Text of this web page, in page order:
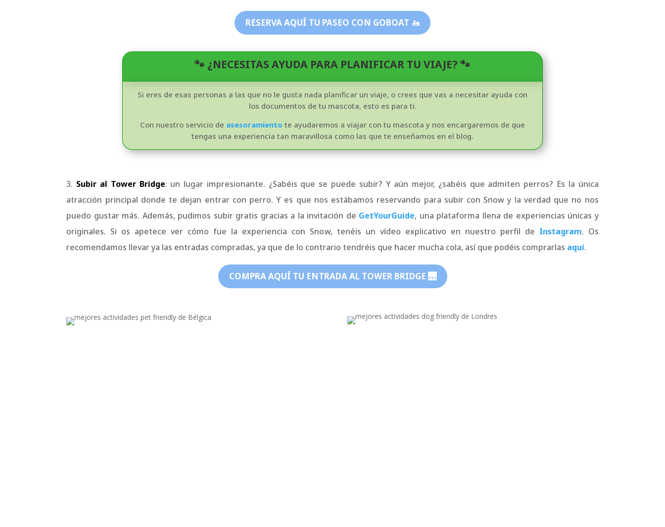
RESERVA AQUÍ TU PASEO CON GOBOAT 🚤
🐾 ¿NECESITAS AYUDA PARA PLANIFICAR TU VIAJE? 🐾
Si eres de esas personas a las que no le gusta nada planificar un viaje, o crees que vas a necesitar ayuda con
los documentos de tu mascota, esto es para ti.
Con nuestro servicio de asesoramiento te ayudaremos a viajar con tu mascota y nos encargaremos de que
tengas una experiencia tan maravillosa como las que te enseñamos en el blog.
3. Subir al Tower Bridge: un lugar impresionante. ¿Sabéis que se puede subir? Y aún mejor, ¿sabéis que admiten perros? Es la única
atracción principal donde te dejan entrar con perro. Y es que nos estábamos reservando para subir con Snow y la verdad que no nos
puedo gustar más. Además, pudimos subir gratis gracias a la invitación de GetYourGuide, una plataforma llena de experiencias únicas y
originales. Si os apetece ver cómo fue la experiencia con Snow, tenéis un vídeo explicativo en nuestro perfil de Instagram. Os
recomendamos llevar ya las entradas compradas, ya que de lo contrario tendréis que hacer mucha cola, así que podéis comprarlas aquí.
COMPRA AQUÍ TU ENTRADA AL TOWER BRIDGE 🌉